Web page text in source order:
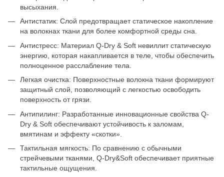
высыхания.
Антистатик: Слой предотвращает статическое накопление
на волокнах ткани для более комфортной среды сна.
Антистресс: Материал Q-Dry & Soft невиллит статическую
энергию, которая накапливается в теле, чтобы обеспечить
полноценное расслабление тела.
Легкая очистка: Поверхностные волокна ткани формируют
защитный слой, позволяющий с легкостью освободить
поверхность от грязи.
Антипилинг: Разработанные инновационные свойства Q-
Dry & Soft обеспечивают устойчивость к заломам,
вмятинам и эффекту «скотки».
Тактильная мягкость: По сравнению с обычными
стрейчевыми тканями, Q-Dry&Soft обеспечивает приятные
тактильные ощущения.